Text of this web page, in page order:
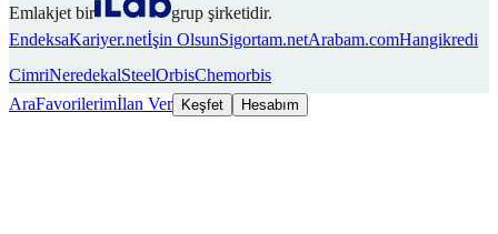
Emlakjet bir
grup şirketidir.
EndeksaKariyer.netİşin OlsunSigortam.netArabam.comHangikredi
CimriNeredekalSteelOrbisChemorbis
AraFavorilerimİlan Ver Keşfet Hesabım